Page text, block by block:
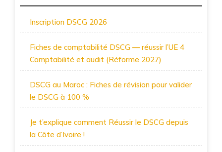
Inscription DSCG 2026
Fiches de comptabilité DSCG — réussir l’UE 4
Comptabilité et audit (Réforme 2027)
DSCG au Maroc : Fiches de révision pour valider
le DSCG à 100 %
Je t’explique comment Réussir le DSCG depuis
la Côte d’Ivoire !